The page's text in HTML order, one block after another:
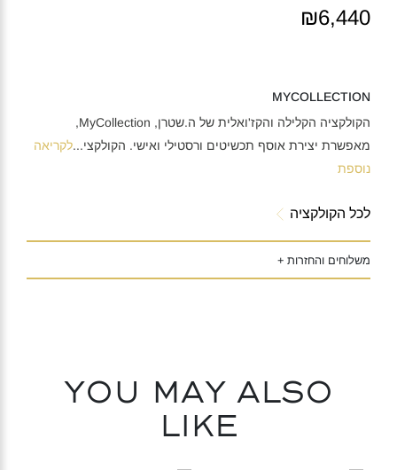
₪6,440
MYCOLLECTION
הקולקציה הקלילה והקז'ואלית של ה.שטרן, MyCollection,
מאפשרת יצירת אוסף תכשיטים ורסטילי ואישי. הקולקצי...לקריאה
נוספת
לכל הקולקציה
משלוחים והחזרות +
You may also
like